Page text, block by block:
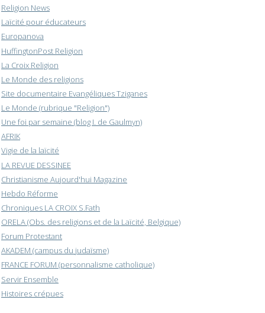
Religion News
Laïcité pour éducateurs
Europanova
HuffingtonPost Religion
La Croix Religion
Le Monde des religions
Site documentaire Evangéliques Tziganes
Le Monde (rubrique "Religion")
Une foi par semaine (blog I. de Gaulmyn)
AFRIK
Vigie de la laïcité
LA REVUE DESSINEE
Christianisme Aujourd'hui Magazine
Hebdo Réforme
Chroniques LA CROIX S.Fath
ORELA (Obs. des religions et de la Laïcité, Belgique)
Forum Protestant
AKADEM (campus du judaïsme)
FRANCE FORUM (personnalisme catholique)
Servir Ensemble
Histoires crépues